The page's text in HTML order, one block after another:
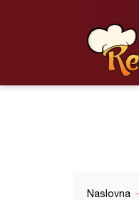
Naslovna